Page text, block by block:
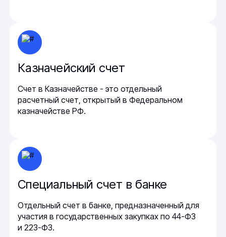
Казначейский счет
Счет в Казначействе - это отдельный
расчетный счет, открытый в Федеральном
казначействе РФ.
Специальный счет в банке
Отдельный счет в банке, предназначенный для
участия в государственных закупках по 44-ФЗ
и 223-ФЗ.